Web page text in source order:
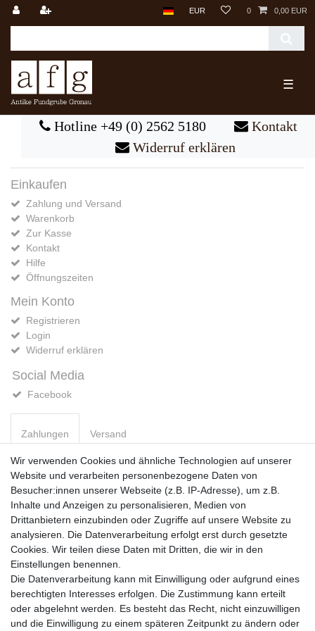
EUR 0 0,00 EUR
☰
Hotline +49 (0) 2562 5180
Kontakt
Widerruf erklären
Einkaufen
Zahlung und Versand
Warenkorb
Zur Kasse
Kontakt
Hilfe
Öffnungszeiten
Mein Konto
Registrieren
Login
Widerruf erklären
Social Media
Facebook
Zahlungen Versand
Vorkasse
PayPal
Sofortüberweisung
Kreditkarte
AmazonPay
Bar bei Abholung
Wir verwenden Cookies und ähnliche Technologien auf unserer
Website und verarbeiten personenbezogene Daten von
Besucher:innen unserer Webseite (z.B. IP-Adresse), um z.B.
Inhalte und Anzeigen zu personalisieren, Medien von
Drittanbietern einzubinden oder Zugriffe auf unsere Website zu
analysieren. Die Datenverarbeitung erfolgt erst durch gesetzte
Cookies. Wir teilen diese Daten mit Dritten, die wir in den
Einstellungen benennen.
Die Datenverarbeitung kann mit Einwilligung oder aufgrund eines
berechtigten Interesses erfolgen. Die Zustimmung kann erteilt
oder abgelehnt werden. Es besteht das Recht, nicht einzuwilligen
und die Einwilligung zu einem späteren Zeitpunkt zu ändern oder